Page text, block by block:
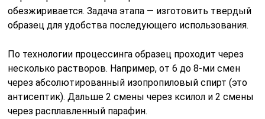
обезжиривается. Задача этапа — изготовить твердый
образец для удобства последующего использования.
По технологии процессинга образец проходит через
несколько растворов. Например, от 6 до 8-ми смен
через абсолютированный изопропиловый спирт (это
антисептик). Дальше 2 смены через ксилол и 2 смены
через расплавленный парафин.